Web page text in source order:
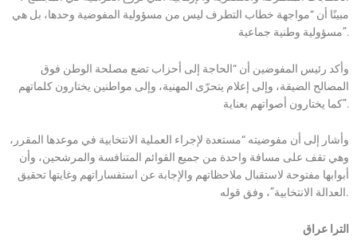
مبينًا أن “مواجهة خطاب التطرف ليس من مسؤولية المفوضية وحدها، بل هي
مسؤولية وطنية جماعية”.
وأكد رئيس المفوضين أن “الحاجة إلى أحزاب تضع مصلحة الوطن فوق
المصالح الضيقة، وإلى إعلام يتحرّى المهنية، وإلى مواطنين يختارون كلماتهم
كما يختارون أصواتهم بعناية”.
وأشار إلى أن مفوضيته “مستعدة لإجراء العملية الانتخابية في موعدها المقرر،
وهي تقف على مسافة واحدة من جميع القوائم المتنافسة والمرشحين، وأن
أبوابها مفتوحة لاستقبال ملاحظاتهم والإجابة عن استفساراتهم وغايتها تحقيق
العدالة الانتخابية”، وفق قوله.
الترا عراق